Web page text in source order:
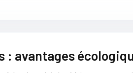
: avantages